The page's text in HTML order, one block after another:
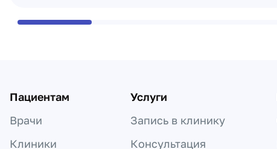
Пациентам
Врачи
Клиники
Услуги
Запись в клинику
Консультация